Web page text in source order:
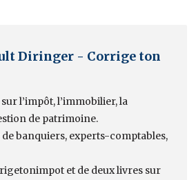
Diringer - Corrige ton
l’impôt, l’immobilier, la
de patrimoine.
banquiers, experts-comptables,
et de deux livres sur